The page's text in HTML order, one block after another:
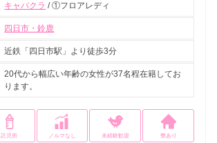
キャバクラ / ①フロアレディ
四日市・鈴鹿
近鉄「四日市駅」より徒歩3分
20代から幅広い年齢の女性が37名程在籍してお
ります。
託児所 ノルマなし 未経験歓迎 寮あり